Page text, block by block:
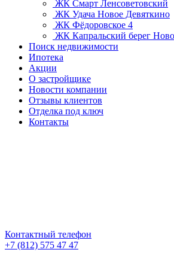
ЖК Смарт Ленсоветовский
ЖК Удача Новое Девяткино
ЖК Фёдоровское 4
ЖК Капральский берег
Поиск недвижимости
Ипотека
Акции
О застройщике
Новости компании
Отзывы клиентов
Отделка под ключ
Контакты
Контактный телефон
+7 (812) 575 47 47